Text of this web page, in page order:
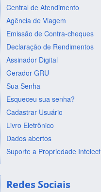
Central de Atendimento
Agência de Viagem
Emissão de Contra-cheques
Declaração de Rendimentos
Assinador Digital
Gerador GRU
Sua Senha
Esqueceu sua senha?
Cadastrar Usuário
Livro Eletrônico
Dados abertos
Suporte a Propriedade
Redes Sociais